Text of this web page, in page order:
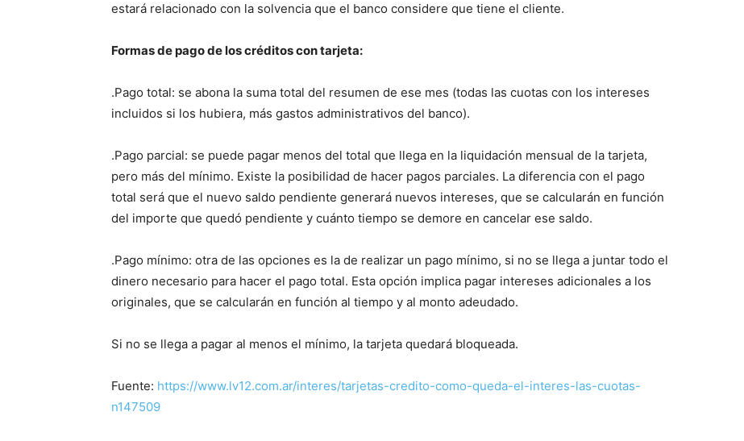
estará relacionado con la solvencia que el banco considere que tiene el cliente.
Formas de pago de los créditos con tarjeta:
.Pago total: se abona la suma total del resumen de ese mes (todas las cuotas con los intereses
incluidos si los hubiera, más gastos administrativos del banco).
.Pago parcial: se puede pagar menos del total que llega en la liquidación mensual de la tarjeta,
pero más del mínimo. Existe la posibilidad de hacer pagos parciales. La diferencia con el pago
total será que el nuevo saldo pendiente generará nuevos intereses, que se calcularán en función
del importe que quedó pendiente y cuánto tiempo se demore en cancelar ese saldo.
.Pago mínimo: otra de las opciones es la de realizar un pago mínimo, si no se llega a juntar todo el
dinero necesario para hacer el pago total. Esta opción implica pagar intereses adicionales a los
originales, que se calcularán en función al tiempo y al monto adeudado.
Si no se llega a pagar al menos el mínimo, la tarjeta quedará bloqueada.
Fuente: https://www.lv12.com.ar/interes/tarjetas-credito-como-queda-el-interes-las-cuotas-
n147509